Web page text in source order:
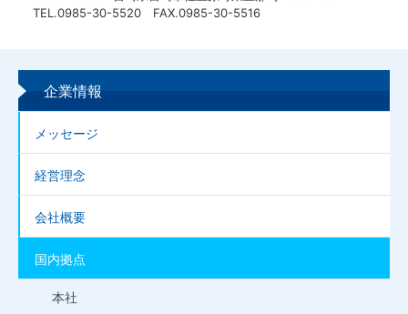
TEL.0985-30-5520 FAX.0985-30-5516
企業情報
メッセージ
経営理念
会社概要
国内拠点
本社